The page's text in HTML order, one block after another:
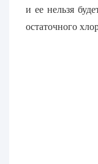
и ее нельзя
остаточного